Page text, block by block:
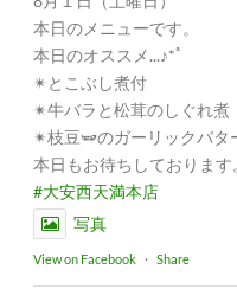
本日のメニューです。
本日のオススメ...♪*ﾟ
✴︎とこぶし煮付
✴︎牛バラと松茸のしぐれ煮
✴︎枝豆🫛のガーリックバタ
本日もお待ちしております
#大安西天満本店
写真
View on Facebook · Share